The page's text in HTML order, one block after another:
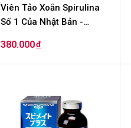
Viên Tảo Xoắn Spirulina
Số 1 Của Nhật Bản -
Hộp 600 Viên
380.000đ